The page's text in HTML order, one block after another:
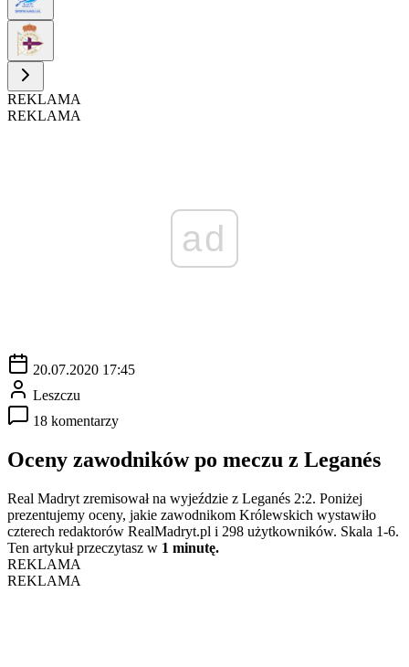
REKLAMA
REKLAMA
ad
20.07.2020 17:45
Leszczu
18 komentarzy
Oceny zawodników po meczu z Leganés
Real Madryt zremisował na wyjeździe z Leganés 2:2. Poniżej
prezentujemy oceny, jakie zawodnikom Królewskich wystawiło
czterech redaktorów RealMadryt.pl i 298 użytkowników. Skala 1-6.
Ten artykuł przeczytasz w 1 minutę.
REKLAMA
REKLAMA